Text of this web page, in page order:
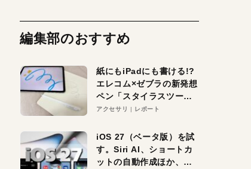
編集部のおすすめ
紙にもiPadにも書ける!?
エレコム×ゼブラの新発想
ペン「スタイラスツーウ
ェイ」レビュー。持ち替
アクセサリ レポート
iOS 27（ベータ版）を試
す。Siri AI、ショートカ
ットの自動作成ほか、期